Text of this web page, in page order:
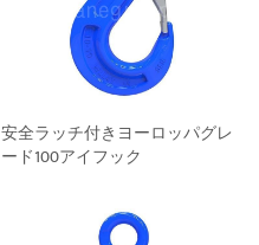
安全ラッチ付きヨーロッパグレ
ード100アイフック